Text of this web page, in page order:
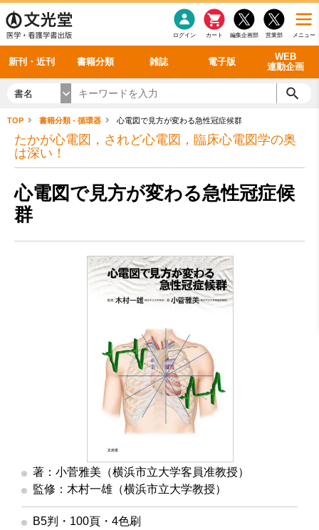
メニュー
営業部
編集企画部
カート
ログイン
新刊・近刊 書籍分類 雑誌 電子版
WEB
連動企画
感染症 老年医学
看護・介護
呼吸器
循環器
シリーズ一覧
雑誌投稿規定
理学療法
雑誌案内・年間購読 最新号 バックナンバー
電子書籍
電子雑誌
書籍「データに基づく臨床動作分析」WEB動画
書籍「眼手術学」WEB動画
書籍「神経症候学 II 改訂第二版」 WEB動画
新刊一覧
今後の発行予定
書名
TOP 書籍分類 - 循環器 心電図で見方が変わる急性冠症候群
たかが心電図，されど心電図，臨床心電図学の奥
は深い！
心電図で見方が変わる急性冠症候
群
著：小菅雅美（横浜市立大学客員准教授）
監修：木村一雄（横浜市立大学教授）
B5判・100頁・4色刷